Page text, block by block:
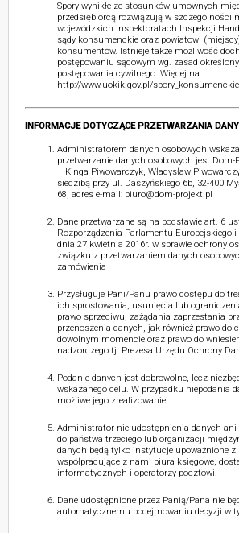
Spory wynikłe ze stosunków umownych
przedsiębiorcą rozwiązują w szczególności
wojewódzkich inspektoratach Inspekcji
sądy konsumenckie oraz powiatowi
konsumentów. Istnieje także możliwość
postępowaniu sądowym wg. zasad
postępowania cywilnego. Więcej na
http://www.uokik.gov.pl/
INFORMACJE DOTYCZĄCE PRZETWARZANIA
Administratorem danych osobowych
przetwarzanie danych osobowych jest Dom-
– Kinga Piwowarczyk, Władysław
siedzibą przy ul. Daszyńskiego 6b, 32-400
68, adres e-mail: biuro@dom-projekt.pl
Dane przetwarzane są na podstawie art. 6
Rozporządzenia Parlamentu Europejskiego i
dnia 27 kwietnia 2016r. w sprawie ochrony
związku z przetwarzaniem danych
zamówienia
Przysługuje Pani/Panu prawo dostępu do
ich sprostowania, usunięcia lub
prawo sprzeciwu, zażądania zaprzestania
przenoszenia danych, jak również prawo do
dowolnym momencie oraz prawo do
nadzorczego tj. Prezesa Urzędu Ochrony
Podanie danych jest dobrowolne, lecz
wskazanego celu. W przypadku niepodania
możliwe jego zrealizowanie.
Administrator nie udostępnienia danych ani
do państwa trzeciego lub organizacji
danych będą tylko instytucje upoważnione z
współpracujące z nami biura księgowe,
informatycznych i operatorzy pocztowi.
Dane udostępnione przez Panią/Pana nie
automatycznemu podejmowaniu decyzji w